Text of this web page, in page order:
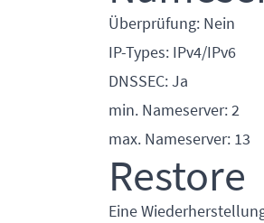
Überprüfung: Nein
IP-Types: IPv4/IPv6
DNSSEC: Ja
min. Nameserver: 2
max. Nameserver: 13
Restore
Eine